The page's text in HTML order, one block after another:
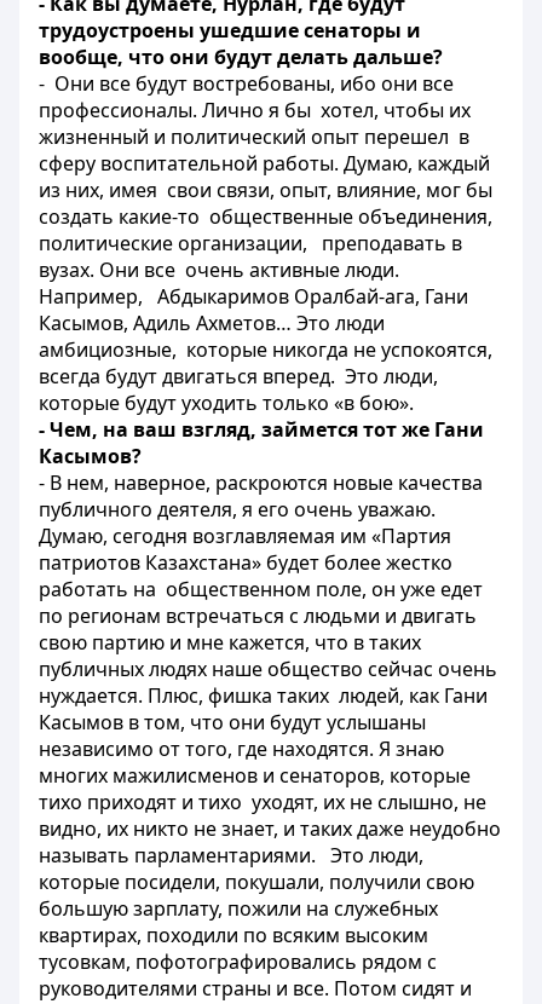
трудоустроены ушедшие сенаторы и
вообще, что они будут делать дальше?
- Они все будут востребованы, ибо они все
профессионалы. Лично я бы хотел, чтобы их
жизненный и политический опыт перешел в
сферу воспитательной работы. Думаю, каждый
из них, имея свои связи, опыт, влияние, мог бы
создать какие-то общественные объединения,
политические организации, преподавать в
вузах. Они все очень активные люди.
Например, Абдыкаримов Оралбай-ага, Гани
Касымов, Адиль Ахметов… Это люди
амбициозные, которые никогда не успокоятся,
всегда будут двигаться вперед. Это люди,
которые будут уходить только «в бою».
- Чем, на ваш взгляд, займется тот же Гани
Касымов?
- В нем, наверное, раскроются новые качества
публичного деятеля, я его очень уважаю.
Думаю, сегодня возглавляемая им «Партия
патриотов Казахстана» будет более жестко
работать на общественном поле, он уже едет
по регионам встречаться с людьми и двигать
свою партию и мне кажется, что в таких
публичных людях наше общество сейчас очень
нуждается. Плюс, фишка таких людей, как Гани
Касымов в том, что они будут услышаны
независимо от того, где находятся. Я знаю
многих мажилисменов и сенаторов, которые
тихо приходят и тихо уходят, их не слышно, не
видно, их никто не знает, и таких даже неудобно
называть парламентариями. Это люди,
которые посидели, покушали, получили свою
большую зарплату, пожили на служебных
квартирах, походили по всяким высоким
тусовкам, пофотографировались рядом с
руководителями страны и все. Потом сидят и